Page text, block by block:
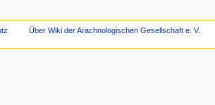
Über Wiki der Arachnologischen Gesellschaft e. V.